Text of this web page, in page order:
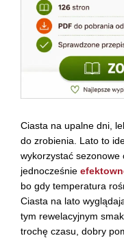
Ciasta na upalne dni,
do zrobienia. Lato to
wykorzystać sezonowe
jednocześnie
bo gdy temperatura
Ciasta na lato
tym rewelacyjnym
trochę czasu, dobry